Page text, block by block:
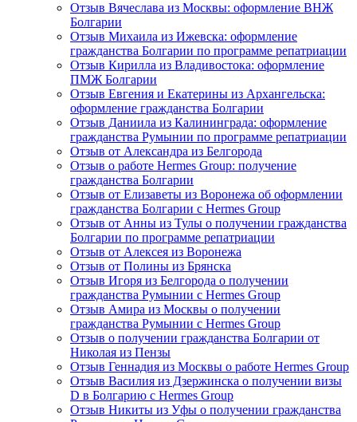
Отзыв Вячеслава из Москвы: оформление ВНЖ
Болгарии
Отзыв Михаила из Ижевска: оформление
гражданства Болгарии по программе репатриации
Отзыв Кирилла из Владивостока: оформление
ПМЖ Болгарии
Отзыв Евгения и Екатерины из Архангельска:
оформление гражданства Болгарии
Отзыв Даниила из Калининграда: оформление
гражданства Румынии по программе репатриации
Отзыв от Александра из Белгорода
Отзыв о работе Hermes Group: получение
гражданства Болгарии
Отзыв от Елизаветы из Воронежа об оформлении
гражданства Болгарии с Hermes Group
Отзыв от Анны из Тулы о получении гражданства
Болгарии по программе репатриации
Отзыв от Алексея из Воронежа
Отзыв от Полины из Брянска
Отзыв Игоря из Белгорода о получении
гражданства Румынии с Hermes Group
Отзыв Амира из Москвы о получении
гражданства Румынии с Hermes Group
Отзыв о получении гражданства Болгарии от
Николая из Пензы
Отзыв Геннадия из Москвы о работе Hermes Group
Отзыв Василия из Дзержинска о получении визы
D в Болгарию с Hermes Group
Отзыв Никиты из Уфы о получении гражданства